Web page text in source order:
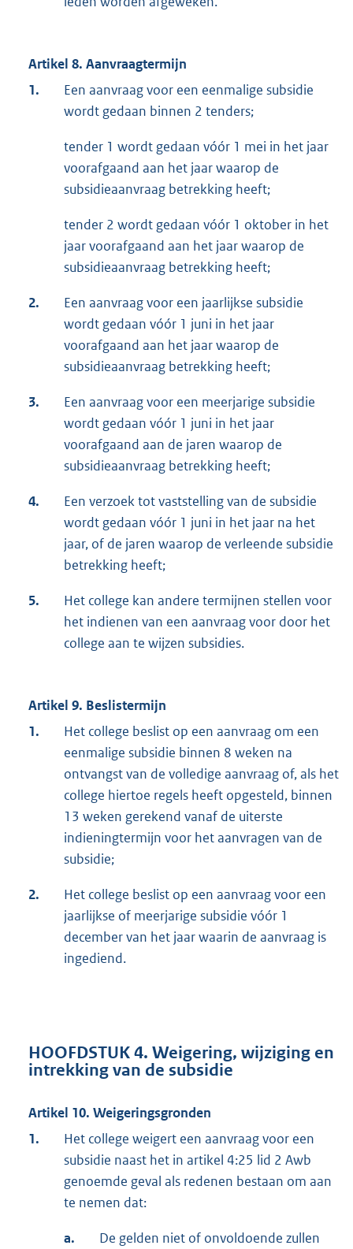
Artikel 8. Aanvraagtermijn
1.
Een aanvraag voor een eenmalige subsidie
wordt gedaan binnen 2 tenders;
tender 1 wordt gedaan vóór 1 mei in het jaar
voorafgaand aan het jaar waarop de
subsidieaanvraag betrekking heeft;
tender 2 wordt gedaan vóór 1 oktober in het
jaar voorafgaand aan het jaar waarop de
subsidieaanvraag betrekking heeft;
2.
Een aanvraag voor een jaarlijkse subsidie
wordt gedaan vóór 1 juni in het jaar
voorafgaand aan het jaar waarop de
subsidieaanvraag betrekking heeft;
3.
Een aanvraag voor een meerjarige subsidie
wordt gedaan vóór 1 juni in het jaar
voorafgaand aan de jaren waarop de
subsidieaanvraag betrekking heeft;
4.
Een verzoek tot vaststelling van de subsidie
wordt gedaan vóór 1 juni in het jaar na het
jaar, of de jaren waarop de verleende subsidie
betrekking heeft;
5.
Het college kan andere termijnen stellen voor
het indienen van een aanvraag voor door het
college aan te wijzen subsidies.
Artikel 9. Beslistermijn
1.
Het college beslist op een aanvraag om een
eenmalige subsidie binnen 8 weken na
ontvangst van de volledige aanvraag of, als het
college hiertoe regels heeft opgesteld, binnen
13 weken gerekend vanaf de uiterste
indieningtermijn voor het aanvragen van de
subsidie;
2.
Het college beslist op een aanvraag voor een
jaarlijkse of meerjarige subsidie vóór 1
december van het jaar waarin de aanvraag is
ingediend.
HOOFDSTUK 4. Weigering, wijziging en
intrekking van de subsidie
Artikel 10. Weigeringsgronden
1.
Het college weigert een aanvraag voor een
subsidie naast het in artikel 4:25 lid 2 Awb
genoemde geval als redenen bestaan om aan
te nemen dat:
a.
De gelden niet of onvoldoende zullen